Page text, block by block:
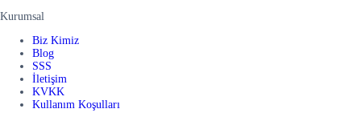
Kurumsal
Biz Kimiz
Blog
SSS
İletişim
KVKK
Kullanım Koşulları